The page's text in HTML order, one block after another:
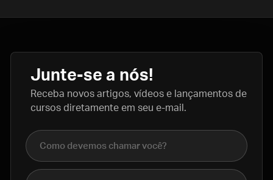
Junte-se a nós!
Receba novos artigos, vídeos e lançamentos de
cursos diretamente em seu e-mail.
Nome completo
E-mail